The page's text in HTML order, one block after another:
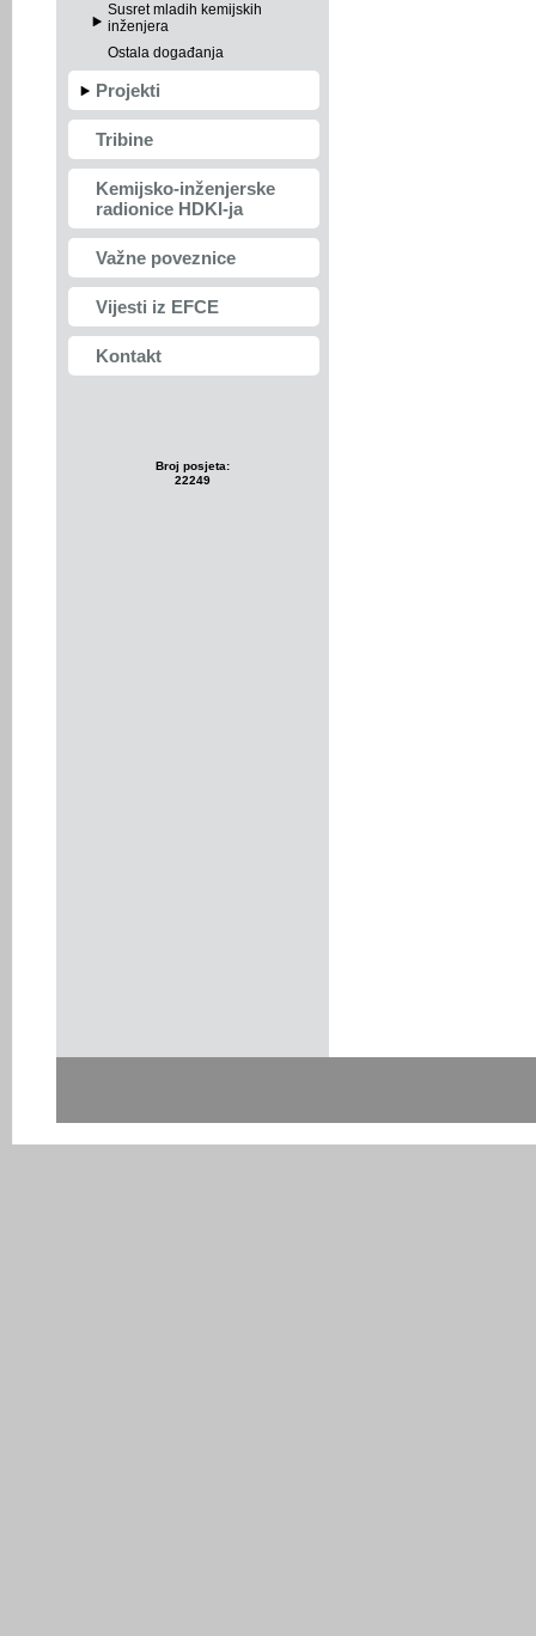
Susret mladih kemijskih
inženjera
Ostala događanja
Projekti
Tribine
Kemijsko-inženjerske
radionice HDKI-ja
Važne poveznice
Vijesti iz EFCE
Kontakt
Broj posjeta:
22249